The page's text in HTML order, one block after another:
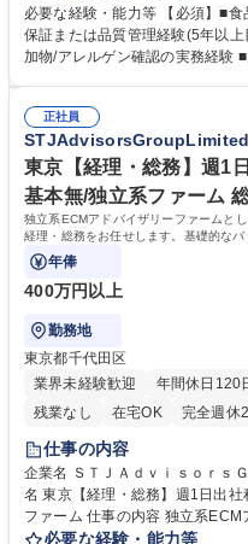
カー・工場の品質基準整備から発売後対
規格書、一括表示、栄養成分、
カーへの修正指示・承認管理 ■国
企業への品質報告・問い合わせ
務内容の変更の範囲：当社業務全般 募集職種 【食品品質保証・
理】基準構築（商品表示・工場
必要な経験・能力等 【必須】■
保証または品質管理経験(5年以
加物/アレルゲン確認の実務経験 ■メ
FS規格の内部監査員研修修了
中国語で
正社員
STJAdvisorsGroupLimited
東京【経理・総務】週1
基本無/独立系ファーム
独立系ECMアドバイザリーファームと
経理・総務をお任せします。基礎的な
任担当として広く活躍できる環境です。
年俸
400万円以上
勤務地
東京都千代田区
業界未経験歓迎
年間休日120
残業なし
在宅OK 完全週休
仕事の内容
企業名 ＳＴＪＡｄｖｉｓｏｒｓＧ
名 東京【経理・総務】週1日出
ファーム 仕事の内容 独立系ECMアドバイザリーファームとして上場前後
の資本市場戦略を設計する当社
必要な経験・能力等